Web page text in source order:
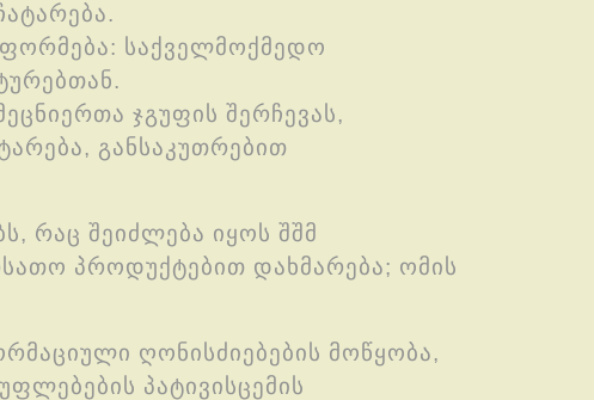
საქველმოქმედო
ჯგუფის შერჩევას,
განსაკუთრებით
რაც შეიძლება იყოს შშმ
პროდუქტებით დახმარება; ომის
ღონისძიებების მოწყობა,
პატივისცემის